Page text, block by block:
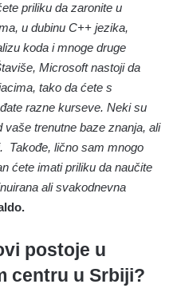
priliku da zaronite u
u dubinu C++ jezika,
koda i mnoge druge
Microsoft nastoji da
tako da ćete s
razne kurseve. Neki su
trenutne baze znanja, ali
Takođe, lično sam mnogo
ćete imati priliku da naučite
ali svakodnevna
postoje u
centru u Srbiji?